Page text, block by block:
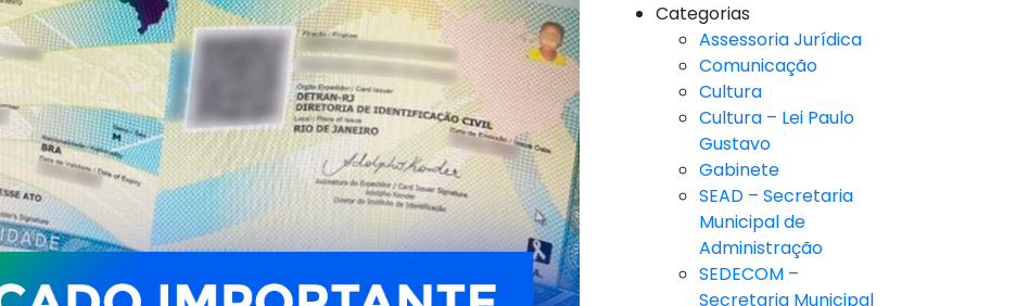
Categorias
Assessoria Jurídica
Comunicação
Cultura
Cultura – Lei Paulo
Gustavo
Gabinete
SEAD – Secretaria
Municipal de
Administração
SEDECOM –
Secretaria Municipal